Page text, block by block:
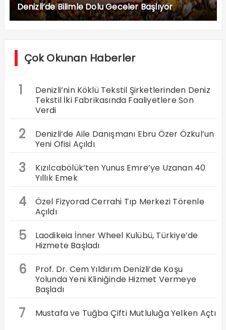
Denizli’de Bilimle Dolu Geceler Başlıyor
Çok Okunan Haberler
1
Denizli’nin Köklü Tekstil Şirketlerinden Deniz
Tekstil İki Fabrikasında Faaliyetlere Son
Verdi
2
Denizli’de Aile Danışmanı Ebru Özer Özkul’un
Yeni Ofisi Açıldı
3
Kızılcabölük’ten Yunus Emre’ye Uzanan 40
Yıllık Emek
4
Özel Fizyorad Cerrahi Tıp Merkezi Törenle
Açıldı
5
Laodikeia İnner Wheel Kulübü, Türkiye’de
Hizmete Başladı
6
Prof. Dr. Cem Yıldırım Denizli’de Koşu
Yolunda Yeni Kliniğinde Hizmet Vermeye
Başladı
7 Mustafa ve Tuğba Çifti Mutluluğa Yelken Açtı